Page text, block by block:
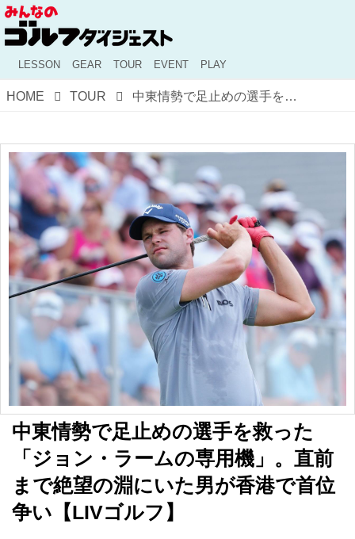
LESSON GEAR TOUR EVENT PLAY
HOME TOUR 中東情勢で足止めの選手を救った「ジョン・ラームの専用機」。直前まで絶望の淵にいた男が香港で首位争い【LIVゴルフ】
中東情勢で足止めの選手を救った
「ジョン・ラームの専用機」。直前
まで絶望の淵にいた男が香港で首位
争い【LIVゴルフ】